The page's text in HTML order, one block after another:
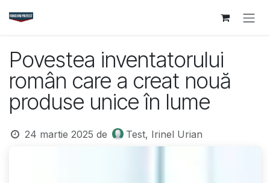
Povestea inventatorului
român care a creat nouă
produse unice în lume
24 martie 2025 de Test, Irinel Urian